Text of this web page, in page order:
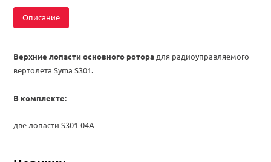
Описание
Верхние лопасти основного ротора для радиоуправляемого
вертолета Syma S301.
В комплекте:
две лопасти S301-04A